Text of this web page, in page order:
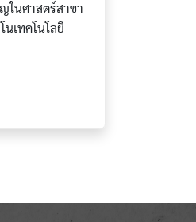
ในศาสตร์สาขา
เทคโนโลยี